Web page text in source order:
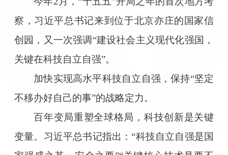
察，习近平总书记来到位于北京亦庄的国家信
创园，又一次强调“建设社会主义现代化强国，
关键在科技自立自强”。
加快实现高水平科技自立自强，保持“坚定
不移办好自己的事”的战略定力。
百年变局重塑全球格局，科技创新是关键
变量。习近平总书记指出：“科技自立自强是国